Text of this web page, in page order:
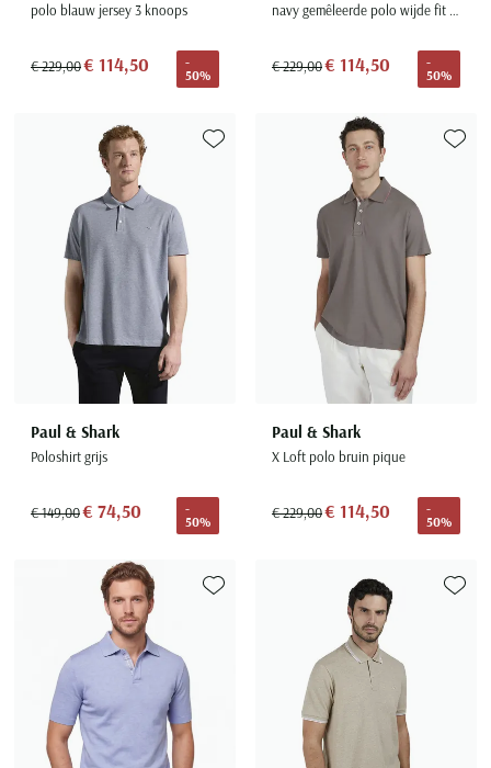
polo blauw jersey 3 knoops
€ 229,00€ 114,50
-
50%
navy gemêleerde polo wijde fit katoen 3-knoops
€ 229,00€ 114,50
-
50%
Paul & Shark
Poloshirt grijs
€ 149,00€ 74,50
-
50%
Toevoegen aan favorieten
Paul & Shark
X Loft polo bruin pique
€ 229,00€ 114,50
-
50%
Toevoegen aan favorieten